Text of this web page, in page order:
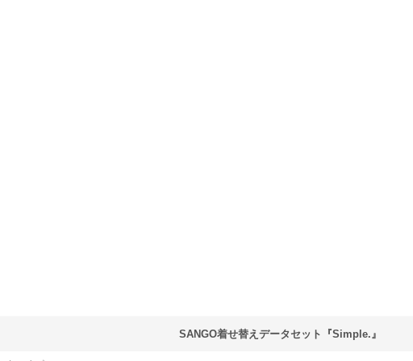
SANGO着せ替えデータセット『Simple.』